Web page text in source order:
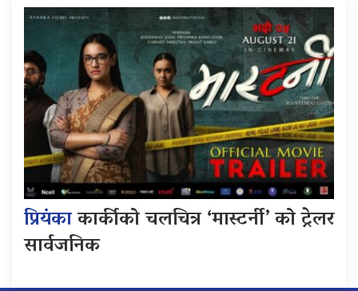
प्रियंकाकार्कीको चलचित्र ‘मास्टर्नी’ को ट्रेलर
सार्वजनिक